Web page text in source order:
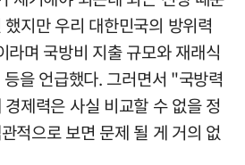
지만 우리 대한민국의 방위력
라며 국방비 지출 규모와 재래식
을 언급했다. 그러면서 "국방력
제력은 사실 비교할 수 없을 정
적으로 보면 문제 될 게 거의 없